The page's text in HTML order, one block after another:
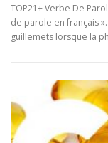
TOP21+ Verbe De
de parole en français
guillemets lorsque la